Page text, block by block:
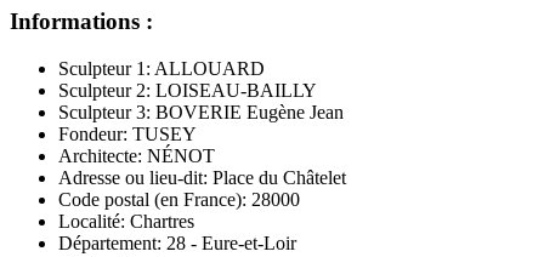
Informations :
Sculpteur 1: ALLOUARD
Sculpteur 2: LOISEAU-BAILLY
Sculpteur 3: BOVERIE Eugène Jean
Fondeur: TUSEY
Architecte: NÉNOT
Adresse ou lieu-dit: Place du Châtelet
Code postal (en France): 28000
Localité: Chartres
Département: 28 - Eure-et-Loir